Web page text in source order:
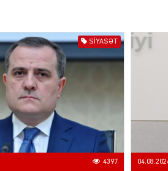
SOSIAL
SIYASƏT
4397